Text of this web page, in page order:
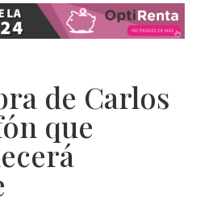
de Carlos
que